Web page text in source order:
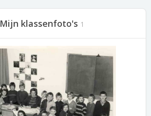
Mijn klassenfoto's 1